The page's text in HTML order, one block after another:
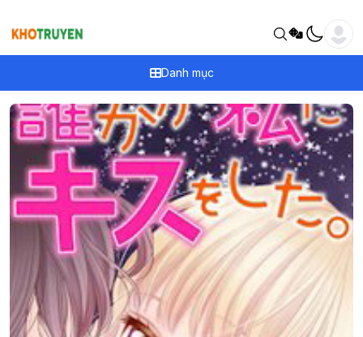
Danh mục